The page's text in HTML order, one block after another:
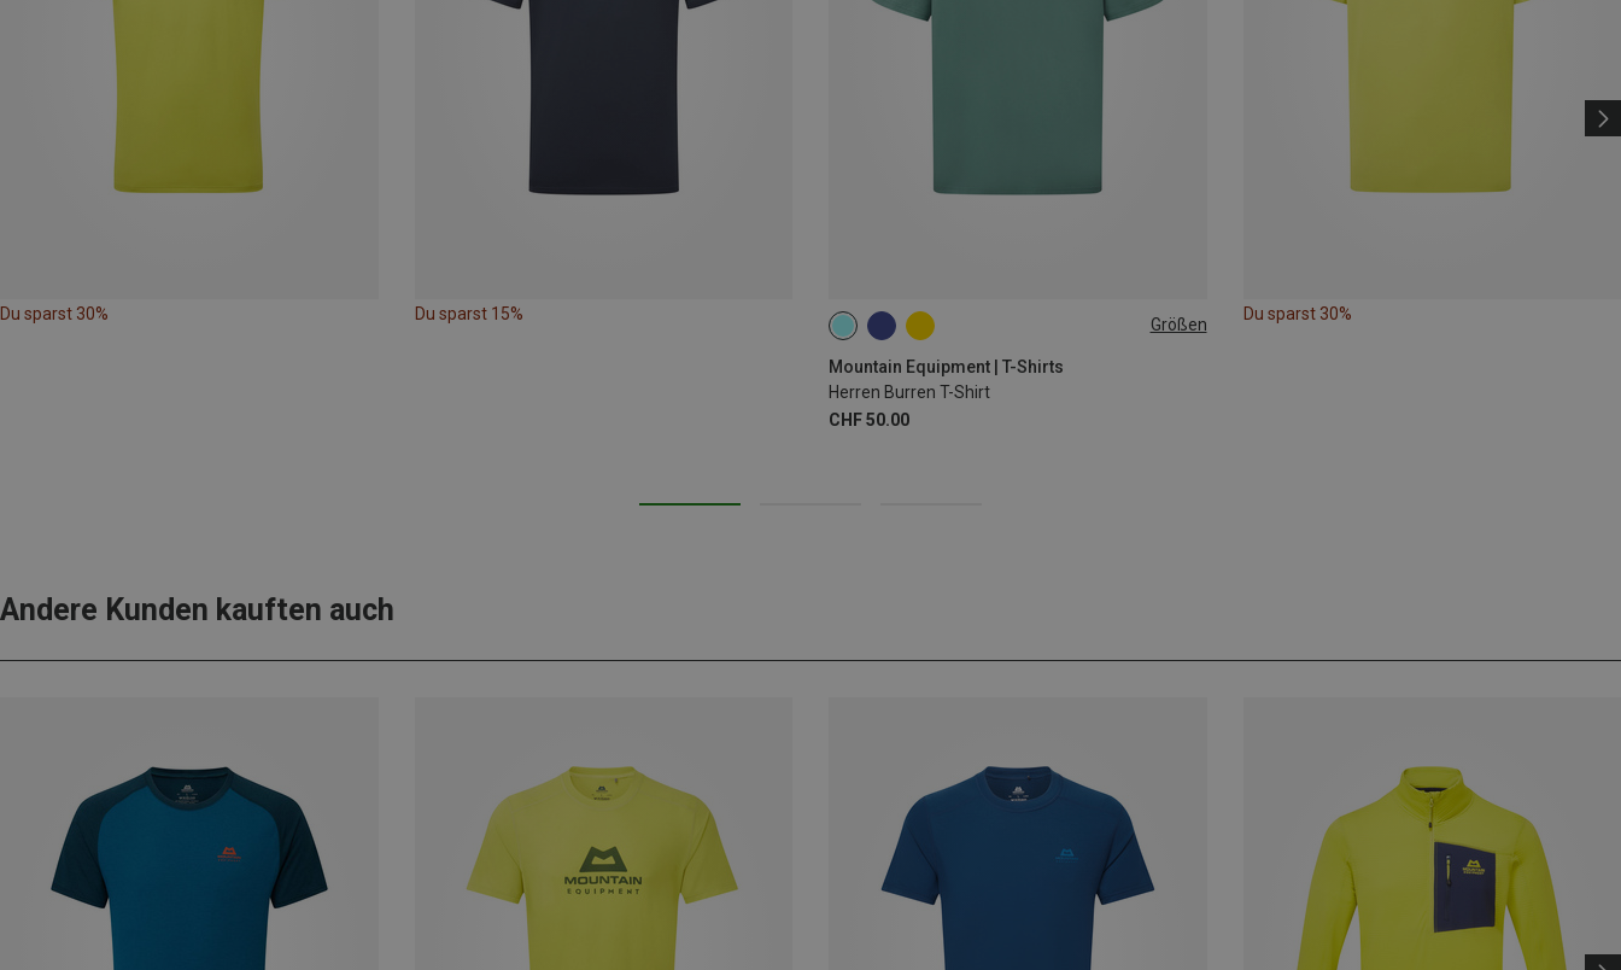
Du sparst 30% Du sparst 15%
Größen
Mountain Equipment | T-Shirts
Herren Burren T-Shirt
CHF 50.00
M L XL
Du sparst 30%
Andere Kunden kauften auch